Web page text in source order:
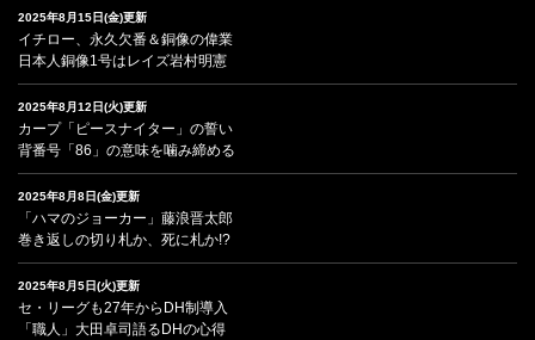
2025年8月15日(金)更新
イチロー、永久欠番＆銅像の偉業
日本人銅像1号はレイズ岩村明憲
2025年8月12日(火)更新
カープ「ピースナイター」の誓い
背番号「86」の意味を噛み締める
2025年8月8日(金)更新
「ハマのジョーカー」藤浪晋太郎
巻き返しの切り札か、死に札か!?
2025年8月5日(火)更新
セ・リーグも27年からDH制導入
「職人」大田卓司語るDHの心得